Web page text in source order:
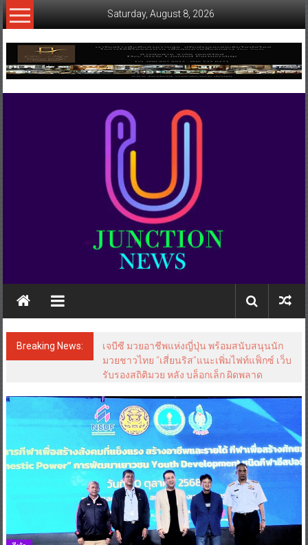
Skip
to
Saturday, August 8, 2026
www.ujunctionnews.com
เว็บ
ข่าว
Breaking News:
เจบีซี มวยอาชีพแห่งญี่ปุ่น พร้อมสนับสนุนนัก
มวยชาวไทย “เสี่ยนริส”แนะเพิ่มไฟท์แฟ็กซ์ เว็บ
รับรองสถิติมวย หลัง บล็อกเล็ก ผิดพลาด